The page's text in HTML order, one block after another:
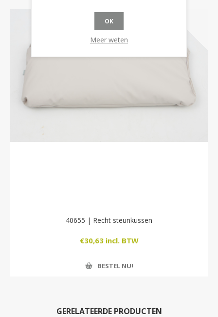
40655 | Recht steunkussen
€30,63 incl. BTW
BESTEL NU!
GERELATEERDE PRODUCTEN
OK
Meer weten